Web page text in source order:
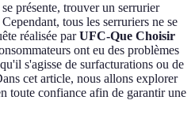
présente, trouver un serrurier
tous les serruriers ne se
réalisée parUFC-Que Choisir
ont eu des problèmes
s'agisse de surfacturations ou de
cet article, nous allons explorer
toute confiance afin de garantir une